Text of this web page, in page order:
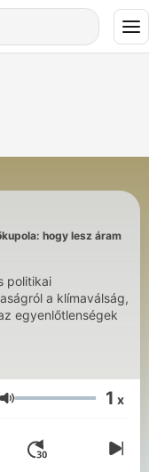
hogy lesz áram
politikai
a klímaválság,
egyenlőtlenségek
Volume 1 x